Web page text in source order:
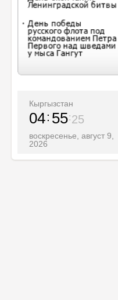
Кыргызстан
04 55 26
воскресенье, август 9,
2026